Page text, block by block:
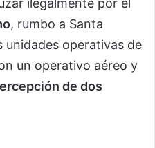
, rumbo a Santa
unidades operativas de
un operativo aéreo y
de dos